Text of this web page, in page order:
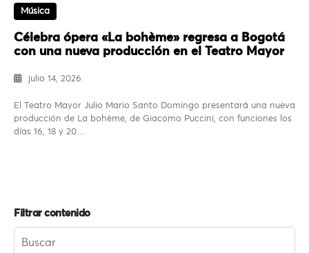
Música
Célebra ópera «La bohème» regresa a Bogotá
con una nueva producción en el Teatro Mayor
julio 14, 2026
El Teatro Mayor Julio Mario Santo Domingo presentará una nueva
producción de La bohème, de Giacomo Puccini, con funciones los
días 16, 18 y 20…
Filtrar contenido